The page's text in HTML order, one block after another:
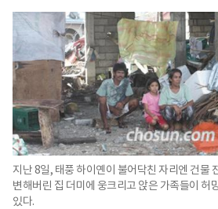
지난 8일, 태풍 하이옌이 불어닥친 자리엔 건물
변해버린 집 더미에 웅크리고 앉은 가족들이 허
있다.